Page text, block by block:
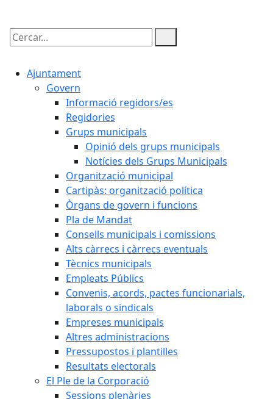
Cercar:
Ajuntament
Govern
Informació regidors/es
Regidories
Grups municipals
Opinió dels grups municipals
Notícies dels Grups Municipals
Organització municipal
Cartipàs: organització política
Òrgans de govern i funcions
Pla de Mandat
Consells municipals i comissions
Alts càrrecs i càrrecs eventuals
Tècnics municipals
Empleats Públics
Convenis, acords, pactes funcionarials,
laborals o sindicals
Empreses municipals
Altres administracions
Pressupostos i plantilles
Resultats electorals
El Ple de la Corporació
Sessions plenàries